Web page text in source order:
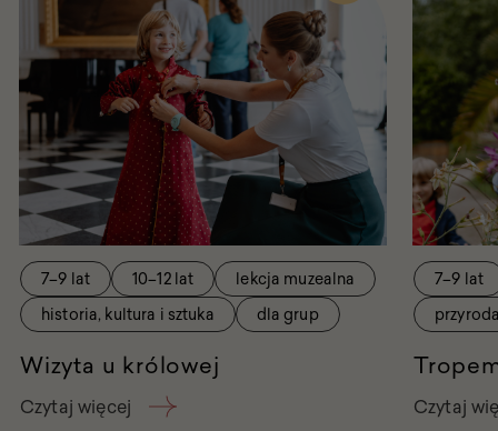
Wizyta u królowej
7–9 lat 10–12 lat
lekcja muzealna
historia, kultura i sztuka
dla grup
Czytaj więcej
wydarzenie
u
królowej
7–9 lat
Czytaj